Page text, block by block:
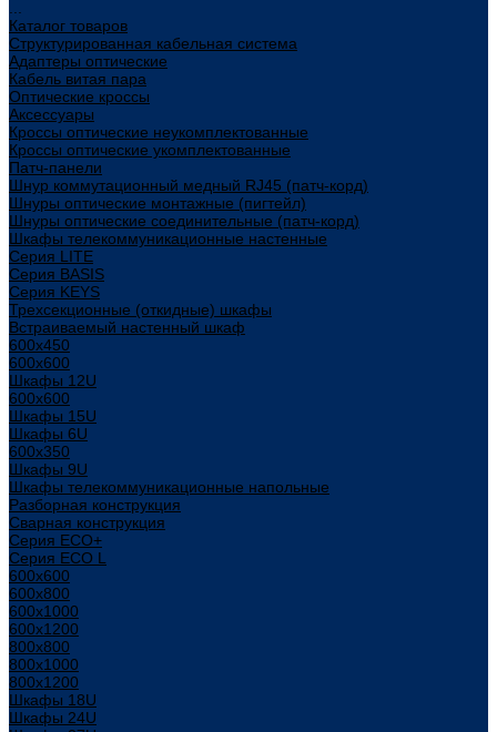
Каталог товаров
Структурированная кабельная система
Адаптеры оптические
Кабель витая пара
Оптические кроссы
Аксессуары
Кроссы оптические неукомплектованные
Кроссы оптические укомплектованные
Патч-панели
Шнур коммутационный медный RJ45 (патч-корд)
Шнуры оптические монтажные (пигтейл)
Шнуры оптические соединительные (патч-корд)
Шкафы телекоммуникационные настенные
Cерия LITE
Cерия BASIS
Cерия KEYS
Трехсекционные (откидные) шкафы
Встраиваемый настенный шкаф
600x450
600x600
Шкафы 12U
600x600
Шкафы 15U
Шкафы 6U
600x350
Шкафы 9U
Шкафы телекоммуникационные напольные
Разборная конструкция
Сварная конструкция
Серия ECO+
Серия ECO L
600x600
600x800
600х1000
600х1200
800x800
800х1000
800х1200
Шкафы 18U
Шкафы 24U